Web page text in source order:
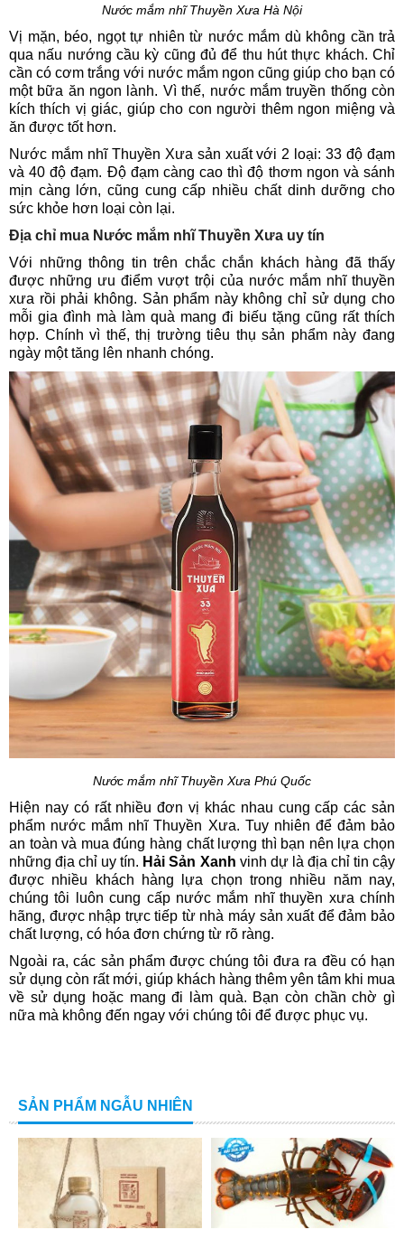
Nước mắm nhĩ Thuyền Xưa Hà Nội
Vị mặn, béo, ngọt tự nhiên từ nước mắm dù không cần trả
qua nấu nướng cầu kỳ cũng đủ để thu hút thực khách. Chỉ
cần có cơm trắng với nước mắm ngon cũng giúp cho bạn có
một bữa ăn ngon lành. Vì thế, nước mắm truyền thống còn
kích thích vị giác, giúp cho con người thêm ngon miệng và
ăn được tốt hơn.
Nước mắm nhĩ Thuyền Xưa sản xuất với 2 loại: 33 độ đạm
và 40 độ đạm. Độ đạm càng cao thì độ thơm ngon và sánh
mịn càng lớn, cũng cung cấp nhiều chất dinh dưỡng cho
sức khỏe hơn loại còn lại.
Địa chỉ mua Nước mắm nhĩ Thuyền Xưa uy tín
Với những thông tin trên chắc chắn khách hàng đã thấy
được những ưu điểm vượt trội của nước mắm nhĩ thuyền
xưa rồi phải không. Sản phẩm này không chỉ sử dụng cho
mỗi gia đình mà làm quà mang đi biếu tặng cũng rất thích
hợp. Chính vì thế, thị trường tiêu thụ sản phẩm này đang
ngày một tăng lên nhanh chóng.
Nước mắm nhĩ Thuyền Xưa Phú Quốc
Hiện nay có rất nhiều đơn vị khác nhau cung cấp các sản
phẩm nước mắm nhĩ Thuyền Xưa. Tuy nhiên để đảm bảo
an toàn và mua đúng hàng chất lượng thì bạn nên lựa chọn
những địa chỉ uy tín. Hải Sản Xanh vinh dự là địa chỉ tin cậy
được nhiều khách hàng lựa chọn trong nhiều năm nay,
chúng tôi luôn cung cấp nước mắm nhĩ thuyền xưa chính
hãng, được nhập trực tiếp từ nhà máy sản xuất để đảm bảo
chất lượng, có hóa đơn chứng từ rõ ràng.
Ngoài ra, các sản phẩm được chúng tôi đưa ra đều có hạn
sử dụng còn rất mới, giúp khách hàng thêm yên tâm khi mua
về sử dụng hoặc mang đi làm quà. Bạn còn chần chờ gì
nữa mà không đến ngay với chúng tôi để được phục vụ.
SẢN PHẨM NGẪU NHIÊN